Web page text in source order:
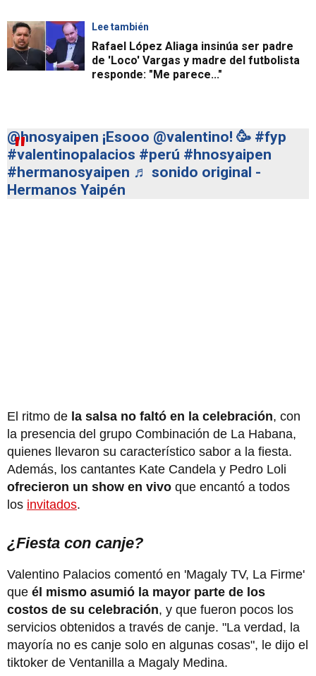
Lee también
Rafael López Aliaga insinúa ser padre
de 'Loco' Vargas y madre del futbolista
responde: "Me parece..."
@hnosyaipen ¡Esooo @valentino! 🥳 #fyp
#valentinopalacios #perú #hnosyaipen
#hermanosyaipen ♬ sonido original -
Hermanos Yaipén
El ritmo de la salsa no faltó en la celebración, con
la presencia del grupo Combinación de La Habana,
quienes llevaron su característico sabor a la fiesta.
Además, los cantantes Kate Candela y Pedro Loli
ofrecieron un show en vivo que encantó a todos
los invitados.
¿Fiesta con canje?
Valentino Palacios comentó en 'Magaly TV, La Firme'
que él mismo asumió la mayor parte de los
costos de su celebración, y que fueron pocos los
servicios obtenidos a través de canje. "La verdad, la
mayoría no es canje solo en algunas cosas", le dijo el
tiktoker de Ventanilla a Magaly Medina.